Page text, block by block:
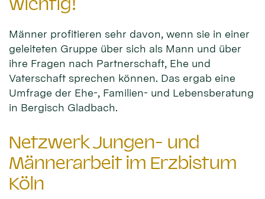
wichtig!
Männer profitieren sehr davon, wenn sie in einer
geleiteten Gruppe über sich als Mann und über
ihre Fragen nach Partnerschaft, Ehe und
Vaterschaft sprechen können. Das ergab eine
Umfrage der Ehe-, Familien- und Lebensberatung
in Bergisch Gladbach.
Netzwerk Jungen- und
Männerarbeit im Erzbistum
Köln